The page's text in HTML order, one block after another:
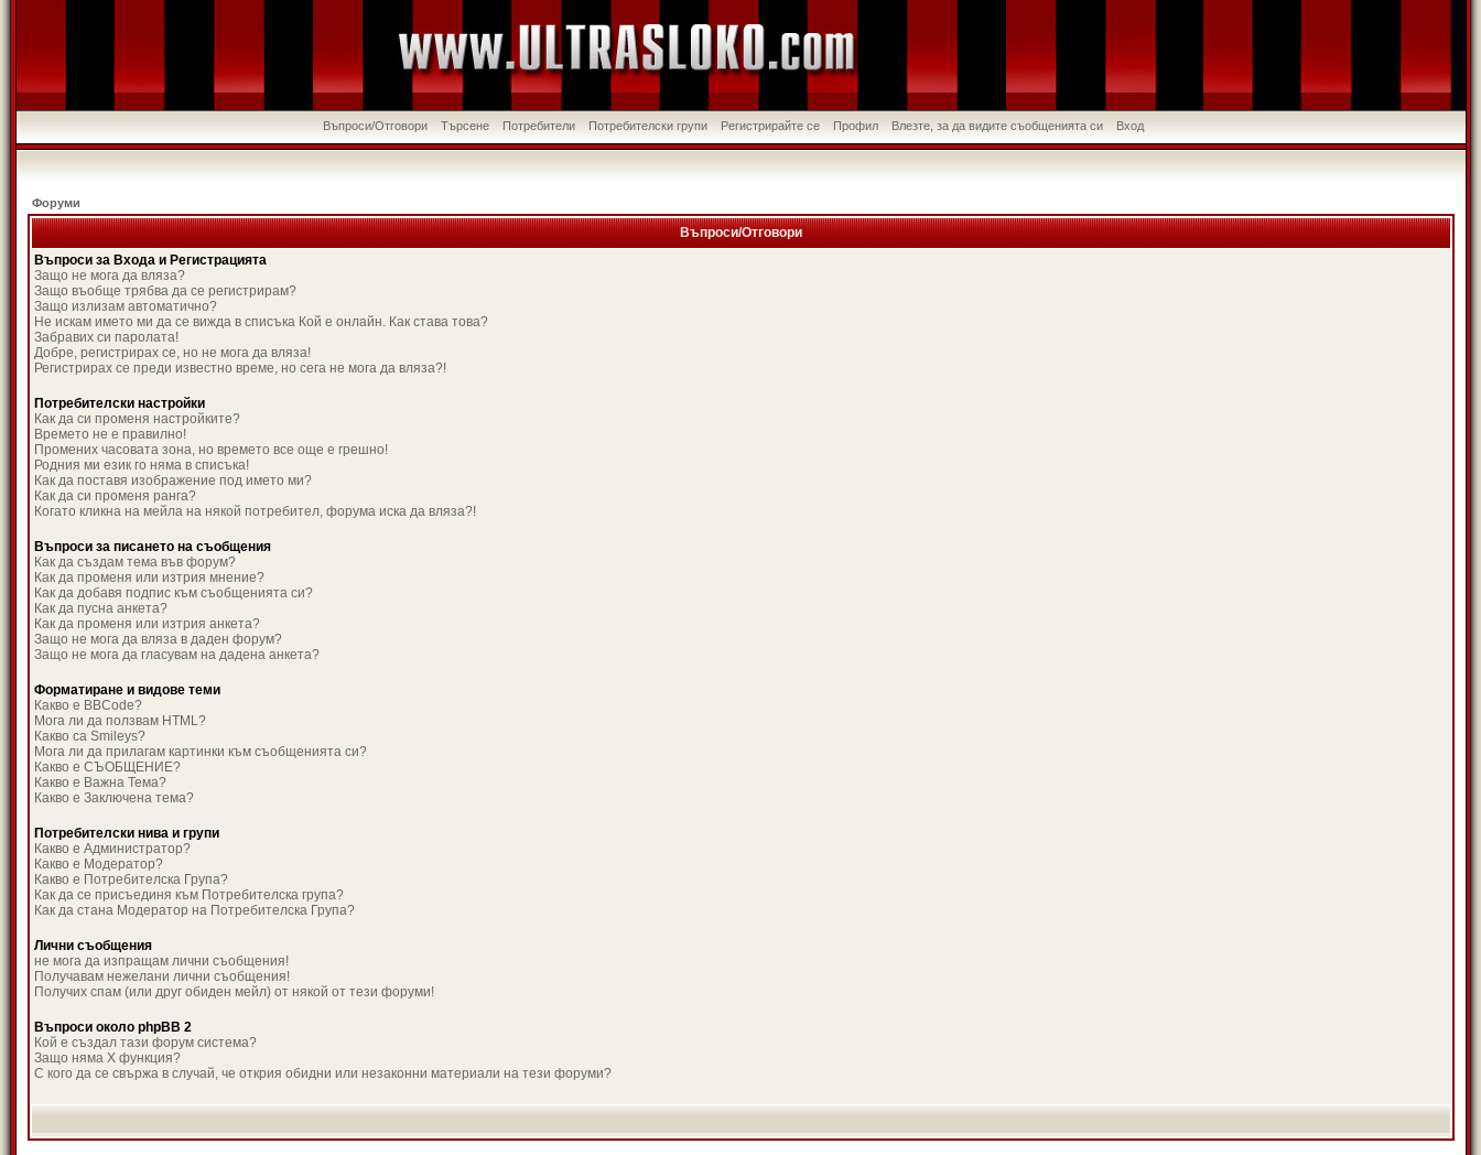
Въпроси/Отговори Търсене Потребители Потребителски групи Регистрирайте се Профил Влезте, за да видите съобщенията си Вход
Форуми
Въпроси/Отговори
Въпроси за Входа и Регистрацията
Защо не мога да вляза?
Защо въобще трябва да се регистрирам?
Защо излизам автоматично?
Не искам името ми да се вижда в списъка Кой е онлайн. Как става това?
Забравих си паролата!
Добре, регистрирах се, но не мога да вляза!
Регистрирах се преди известно време, но сега не мога да вляза?!
Потребителски настройки
Как да си променя настройките?
Времето не е правилно!
Промених часовата зона, но времето все още е грешно!
Родния ми език го няма в списъка!
Как да поставя изображение под името ми?
Как да си променя ранга?
Когато кликна на мейла на някой потребител, форума иска да вляза?!
Въпроси за писането на съобщения
Как да създам тема във форум?
Как да променя или изтрия мнение?
Как да добавя подпис към съобщенията си?
Как да пусна анкета?
Как да променя или изтрия анкета?
Защо не мога да вляза в даден форум?
Защо не мога да гласувам на дадена анкета?
Форматиране и видове теми
Какво е BBCode?
Мога ли да ползвам HTML?
Какво са Smileys?
Мога ли да прилагам картинки към съобщенията си?
Какво е СЪОБЩЕНИЕ?
Какво е Важна Тема?
Какво е Заключена тема?
Потребителски нива и групи
Какво е Администратор?
Какво е Модератор?
Какво е Потребителска Група?
Как да се присъединя към Потребителска група?
Как да стана Модератор на Потребителска Група?
Лични съобщения
не мога да изпращам лични съобщения!
Получавам нежелани лични съобщения!
Получих спам (или друг обиден мейл) от някой от тези форуми!
Въпроси около phpBB 2
Кой е създал тази форум система?
Защо няма X функция?
С кого да се свържа в случай, че открия обидни или незаконни материали на тези форуми?